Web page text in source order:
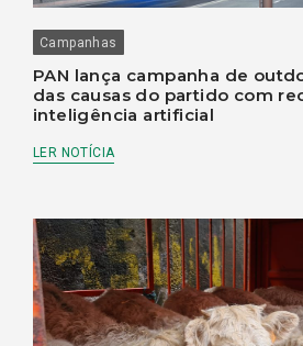
Campanhas
PAN lança campanha de
das causas do partido com
inteligência artificial
LER NOTÍCIA